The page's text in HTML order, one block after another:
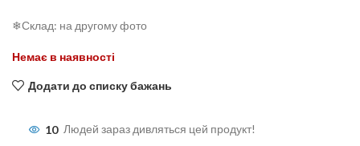
❄Склад: на другому фото
Немає в наявності
Додати до списку бажань
10 Людей зараз дивляться цей продукт!